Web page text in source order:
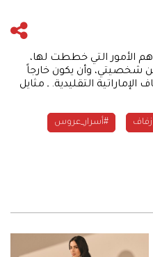
الأمور التي خططت لها،
شخصيتي، وأن يكون خارجاً
التقليدية. ـ مثايل
#أسرار_عروس